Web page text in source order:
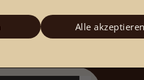
Alle akzeptieren